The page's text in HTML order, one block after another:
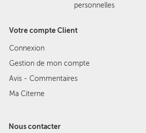
personnelles
Votre compte Client
Connexion
Gestion de mon compte
Avis - Commentaires
Ma Citerne
Nous contacter